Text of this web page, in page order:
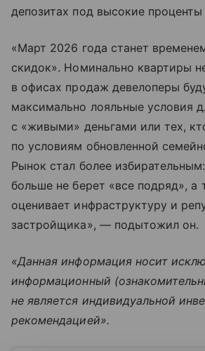
депозитах под высокие
«Март 2026 года станет
скидок». Номинально квартиры
в офисах продаж девелоперы
максимально лояльные условия
с «живыми» деньгами или тех,
по условиям обновленной
Рынок стал более
больше не берет «все подряд», а
оценивает инфраструктуру и
застройщика», — подытожил он.
«Данная информация носит
информационный
не является индивидуальной
рекомендацией».